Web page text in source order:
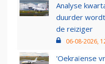
Analyse
duurder
de reiziger
06-08-2026,
'Oekraïense